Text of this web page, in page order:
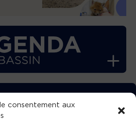
consentement aux
GRATUITEMENT
TVBA !